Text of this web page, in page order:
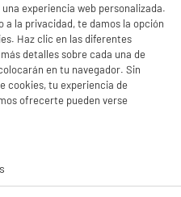
a ELECTRO
experiencia web personalizada.
a la privacidad, te damos la opción
Haz clic en las diferentes
detalles sobre cada una de
en tu navegador. Sin
cookies, tu experiencia de
ofrecerte pueden verse